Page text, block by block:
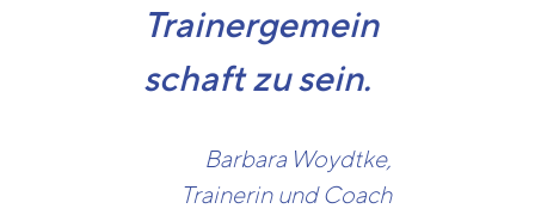
Trainergemein
schaft zu sein.
Barbara Woydtke,
Trainerin und Coach